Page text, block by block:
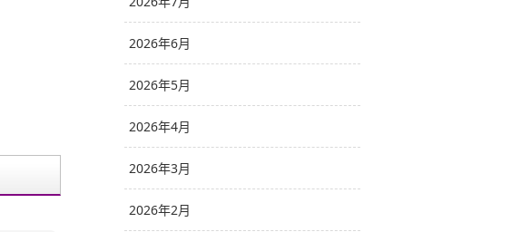
2026年6月
2026年5月
2026年4月
2026年3月
2026年2月